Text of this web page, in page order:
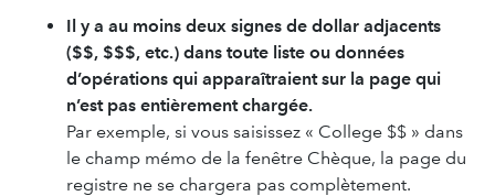
Il y a au moins deux signes de dollar adjacents
($$, $$$, etc.) dans toute liste ou données
d’opérations qui apparaîtraient sur la page qui
n’est pas entièrement chargée.
Par exemple, si vous saisissez « College $$ » dans
le champ mémo de la fenêtre Chèque, la page du
registre ne se chargera pas complètement.